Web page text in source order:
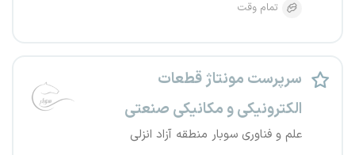
تمام وقت
سرپرست مونتاژ قطعات
الکترونیکی و مکانیکی صنعتی
علم و فناوری سوبار منطقه آزاد انزلی